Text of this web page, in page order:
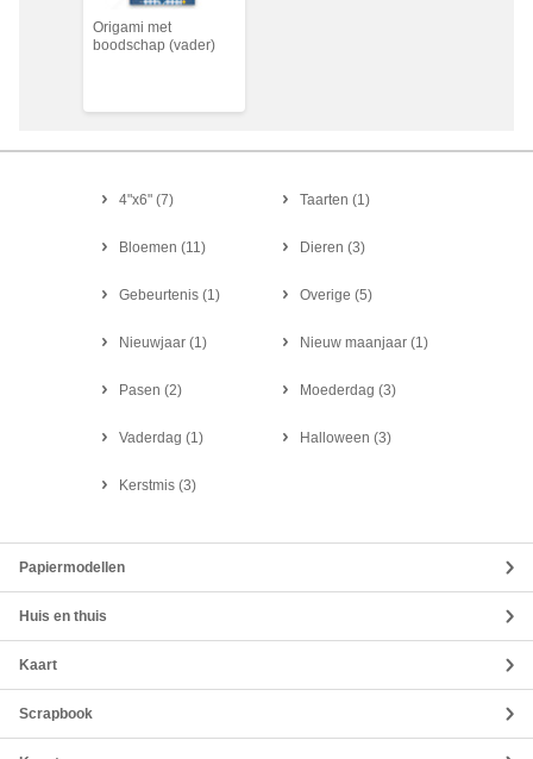
Origami met
boodschap (vader)
4"x6" (7) Taarten (1)
Bloemen (11) Dieren (3)
Gebeurtenis (1) Overige (5)
Nieuwjaar (1) Nieuw maanjaar (1)
Pasen (2) Moederdag (3)
Vaderdag (1) Halloween (3)
Kerstmis (3)
Papiermodellen
Huis en thuis
Kaart
Scrapbook